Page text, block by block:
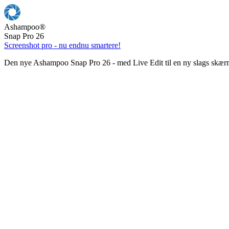
Ashampoo®
Snap Pro 26
Screenshot pro - nu endnu smartere!
Den nye Ashampoo Snap Pro 26 - med Live Edit til en ny slags